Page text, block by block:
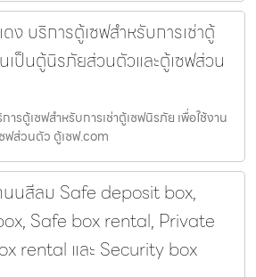
ง บริการตู้เซฟสำหรับการเช่าตู้
เป็นตู้นิรภัยส่วนตัวและตู้เซฟส่วน
ารตู้เซฟสำหรับการเช่าตู้เซฟนิรภัย เพื่อใช้งาน
ฟส่วนตัว ตู้เซฟ.com
นนสีลม Safe deposit box,
Safe box rental, Private
rental และ Security box